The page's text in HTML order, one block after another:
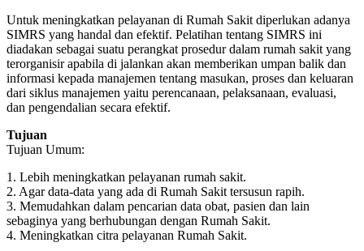
Untuk meningkatkan pelayanan di Rumah Sakit diperlukan adanya
SIMRS yang handal dan efektif. Pelatihan tentang SIMRS ini
diadakan sebagai suatu perangkat prosedur dalam rumah sakit yang
terorganisir apabila di jalankan akan memberikan umpan balik dan
informasi kepada manajemen tentang masukan, proses dan keluaran
dari siklus manajemen yaitu perencanaan, pelaksanaan, evaluasi,
dan pengendalian secara efektif.
Tujuan
Tujuan Umum:
1. Lebih meningkatkan pelayanan rumah sakit.
2. Agar data-data yang ada di Rumah Sakit tersusun rapih.
3. Memudahkan dalam pencarian data obat, pasien dan lain
sebaginya yang berhubungan dengan Rumah Sakit.
4. Meningkatkan citra pelayanan Rumah Sakit.